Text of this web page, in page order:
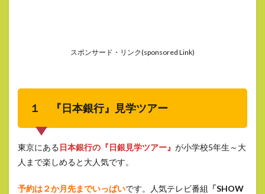
スポンサード・リンク(sponsored Link)
１ 『日本銀行』見学ツアー
東京にある日本銀行の『日銀見学ツアー』 が小学校5年生～大
人まで楽しめると大人気です。
予約は２か月先までいっぱいです。人気テレビ番組 「SHOW